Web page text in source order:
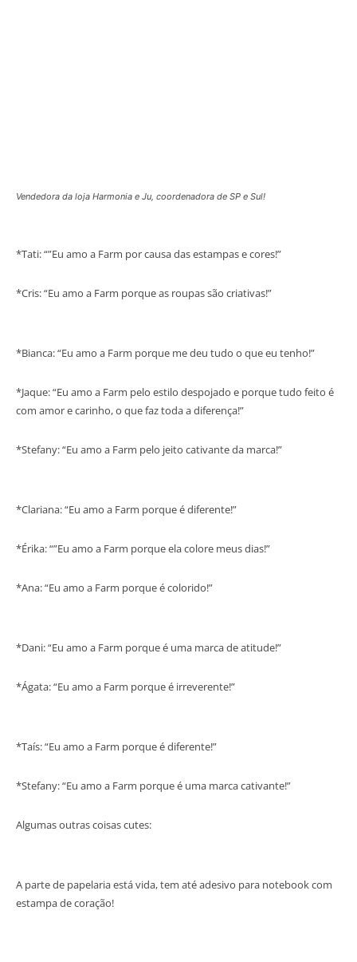
Vendedora da loja Harmonia e Ju, coordenadora de SP e Sul!
*Tati: “”Eu amo a Farm por causa das estampas e cores!”
*Cris: “Eu amo a Farm porque as roupas são criativas!”
*Bianca: “Eu amo a Farm porque me deu tudo o que eu tenho!”
*Jaque: “Eu amo a Farm pelo estilo despojado e porque tudo feito é
com amor e carinho, o que faz toda a diferença!”
*Stefany: “Eu amo a Farm pelo jeito cativante da marca!”
*Clariana: “Eu amo a Farm porque é diferente!”
*Érika: “”Eu amo a Farm porque ela colore meus dias!”
*Ana: “Eu amo a Farm porque é colorido!”
*Dani: “Eu amo a Farm porque é uma marca de atitude!”
*Ágata: “Eu amo a Farm porque é irreverente!”
*Taís: “Eu amo a Farm porque é diferente!”
*Stefany: “Eu amo a Farm porque é uma marca cativante!”
Algumas outras coisas cutes:
A parte de papelaria está vida, tem até adesivo para notebook com
estampa de coração!